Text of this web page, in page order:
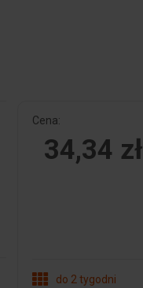
Cena:
34,34 zł
do 2 tygodni